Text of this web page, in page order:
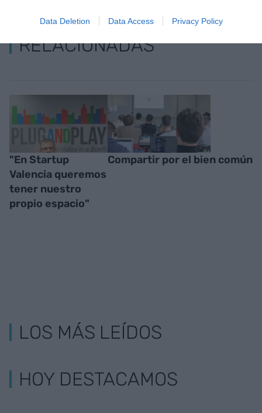
Data Deletion Data Access Privacy Policy
RELACIONADAS
"En Startup
Valencia queremos
tener nuestro
propio espacio"
Compartir por el bien común
LOS MÁS LEÍDOS
HOY DESTACAMOS